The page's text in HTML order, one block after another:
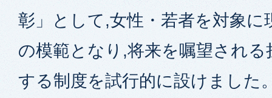
彰」として,女性・若者を対象に
の模範となり,将来を嘱望される
する制度を試行的に設けました